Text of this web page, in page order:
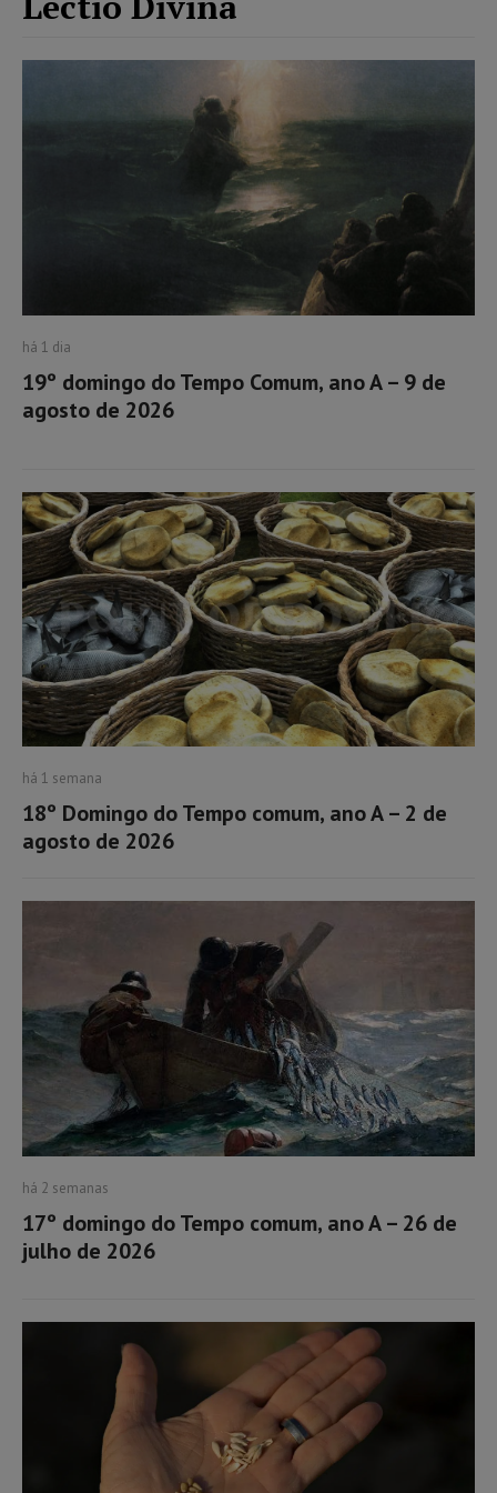
há 1 dia
19º domingo do Tempo Comum, ano A – 9 de
agosto de 2026
há 1 semana
18º Domingo do Tempo comum, ano A – 2 de
agosto de 2026
há 2 semanas
17º domingo do Tempo comum, ano A – 26 de
julho de 2026